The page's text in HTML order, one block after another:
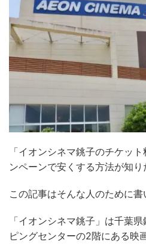
「イオンシネマ銚子のチケット
ンペーンで安くする方法が知り
この記事はそんな人のために
「イオンシネマ銚子」は千葉県
ピングセンターの2階にある映